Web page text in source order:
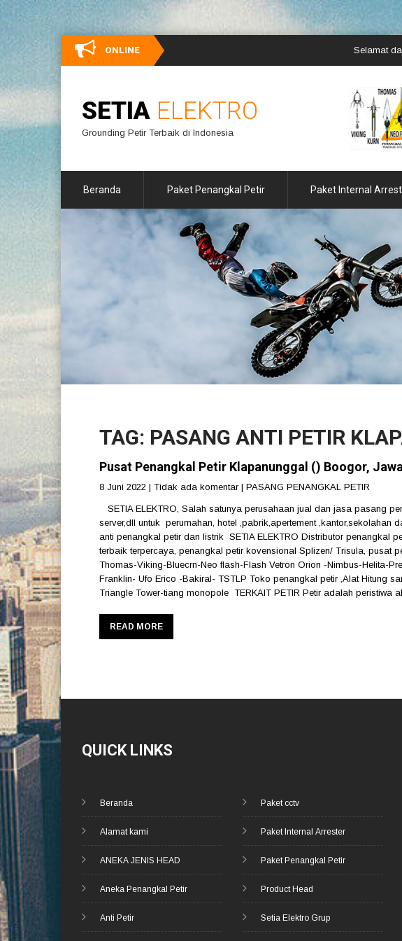
ONLINE Selamat datang
SETIA ELEKTRO
Grounding Petir Terbaik di Indonesia
Beranda Paket Penangkal Petir Paket Internal
TAG: PASANG ANTI PETIR
Pusat Penangkal Petir Klapanunggal () Boogor,
8 Juni 2022 | Tidak ada komentar | PASANG PENANGKAL PETIR
SETIA ELEKTRO, Salah satunya perusahaan jual dan jasa pasang
server,dll untuk perumahan, hotel ,pabrik,apertement ,kantor,sekolahan
anti penangkal petir dan listrik SETIA ELEKTRO Distributor penangkal
terbaik terpercaya, penangkal petir kovensional Splizen/ Trisula, pusat
Thomas-Viking-Bluecrn-Neo flash-Flash Vetron Orion -Nimbus-Helita-
Franklin- Ufo Erico -Bakiral- TSTLP Toko penangkal petir ,Alat Hitung
Triangle Tower-tiang monopole TERKAIT PETIR Petir adalah peristiwa
READ MORE
QUICK LINKS
Beranda
Alamat kami
ANEKA JENIS HEAD
Aneka Penangkal Petir
Anti Petir
Paket cctv
Paket Internal Arrester
Paket Penangkal Petir
Product Head
Setia Elektro Grup